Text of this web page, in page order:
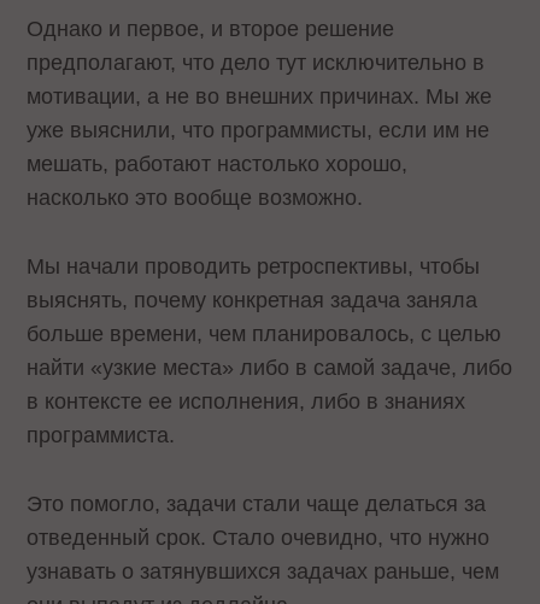
Однако и первое, и второе решение
предполагают, что дело тут исключительно в
мотивации, а не во внешних причинах. Мы же
уже выяснили, что программисты, если им не
мешать, работают настолько хорошо,
насколько это вообще возможно.
Мы начали проводить ретроспективы, чтобы
выяснять, почему конкретная задача заняла
больше времени, чем планировалось, с целью
найти «узкие места» либо в самой задаче, либо
в контексте ее исполнения, либо в знаниях
программиста.
Это помогло, задачи стали чаще делаться за
отведенный срок. Стало очевидно, что нужно
узнавать о затянувшихся задачах раньше, чем